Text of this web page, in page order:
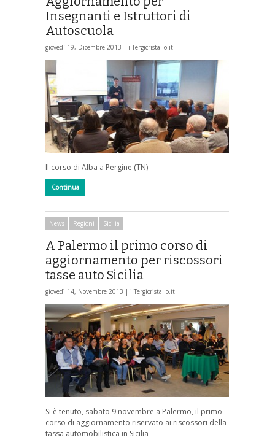
Insegnanti e Istruttori di
Autoscuola
giovedì 19, Dicembre 2013 | ilTergicristallo.it
Il corso di Alba a Pergine (TN)
Continua
News Regioni Sicilia
A Palermo il primo corso di
aggiornamento per riscossori
tasse auto Sicilia
giovedì 14, Novembre 2013 | ilTergicristallo.it
Si è tenuto, sabato 9 novembre a Palermo, il primo
corso di aggiornamento riservato ai riscossori della
tassa automobilistica in Sicilia